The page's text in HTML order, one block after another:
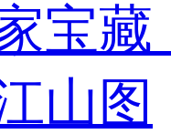
宝藏
山图